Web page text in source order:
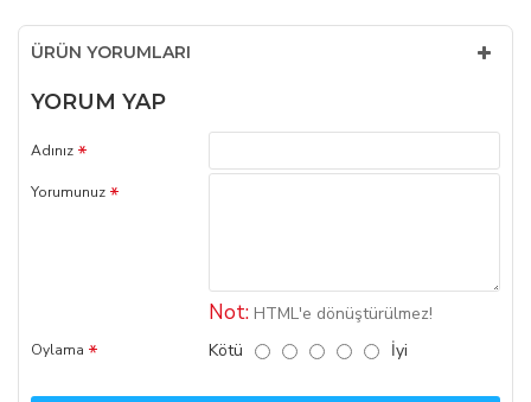
ÜRÜN YORUMLARI
YORUM YAP
Adınız
Yorumunuz
Not: HTML'e dönüştürülmez!
Oylama Kötü İyi